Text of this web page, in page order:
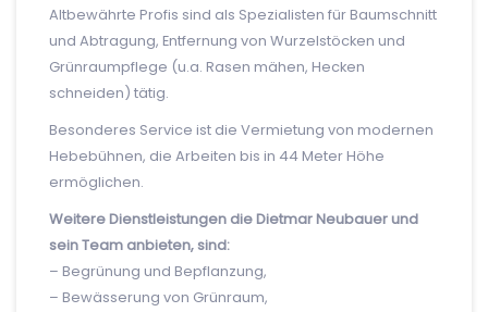
Altbewährte Profis sind als Spezialisten für Baumschnitt
und Abtragung, Entfernung von Wurzelstöcken und
Grünraumpflege (u.a. Rasen mähen, Hecken
schneiden) tätig.
Besonderes Service ist die Vermietung von modernen
Hebebühnen, die Arbeiten bis in 44 Meter Höhe
ermöglichen.
Weitere Dienstleistungen die Dietmar Neubauer und
sein Team anbieten, sind:
– Begrünung und Bepflanzung,
– Bewässerung von Grünraum,